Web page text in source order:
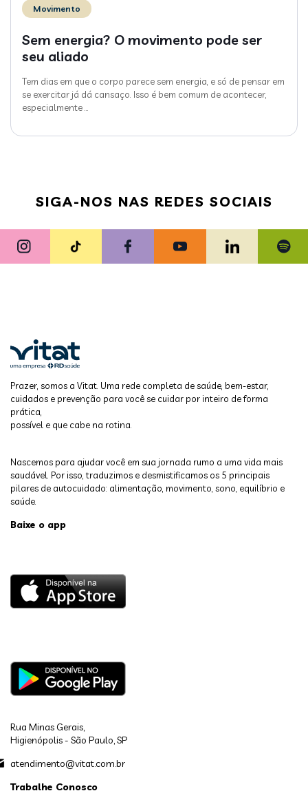
Movimento
Sem energia? O movimento pode ser
seu aliado
Tem dias em que o corpo parece sem energia, e só de pensar em
se exercitar já dá cansaço. Isso é bem comum de acontecer,
especialmente
SIGA-NOS NAS REDES SOCIAIS
Prazer, somos a Vitat. Uma rede completa de saúde, bem-estar,
cuidados e prevenção para você se cuidar por inteiro de forma
prática,
possível e que cabe na rotina.
Nascemos para ajudar você em sua jornada rumo a uma vida mais
saudável. Por isso, traduzimos e desmistificamos os 5 principais
pilares de autocuidado: alimentação, movimento, sono, equilíbrio e
saúde.
Baixe o app
Rua Minas Gerais,
Higienópolis - São Paulo, SP
atendimento@vitat.com.br
Trabalhe Conosco